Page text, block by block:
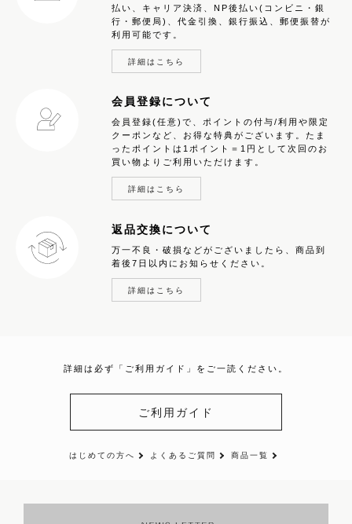
払い、キャリア決済、NP後払い(コンビニ・銀
行・郵便局)、代金引換、銀行振込、郵便振替が
利用可能です。
詳細はこちら
会員登録について
会員登録(任意)で、ポイントの付与/利用や限定
クーポンなど、お得な特典がございます。たま
ったポイントは1ポイント＝1円として次回のお
買い物よりご利用いただけます。
詳細はこちら
返品交換について
万一不良・破損などがございましたら、商品到
着後7日以内にお知らせください。
詳細はこちら
詳細は必ず「ご利用ガイド」をご一読ください。
ご利用ガイド
はじめての方へ よくあるご質問 商品一覧